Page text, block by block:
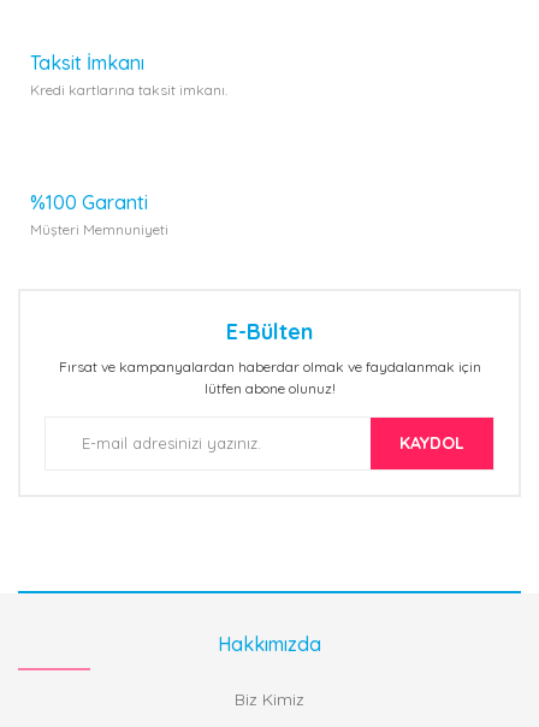
Taksit İmkanı
Kredi kartlarına taksit imkanı.
%100 Garanti
Müşteri Memnuniyeti
E-Bülten
Fırsat ve kampanyalardan haberdar olmak ve faydalanmak için
lütfen abone olunuz!
KAYDOL
Hakkımızda
Biz Kimiz